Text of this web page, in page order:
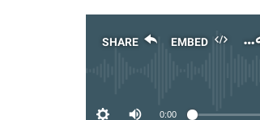
EMBED
SHARE الکس وطنخواه: ایران با حمله به اسرائیل در پی اعمال فشار بر آمریکا بود
0:00